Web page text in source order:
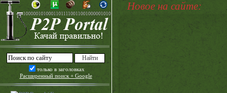
только в заголовках
Расширенный поиск + Google
Новое на сайте: